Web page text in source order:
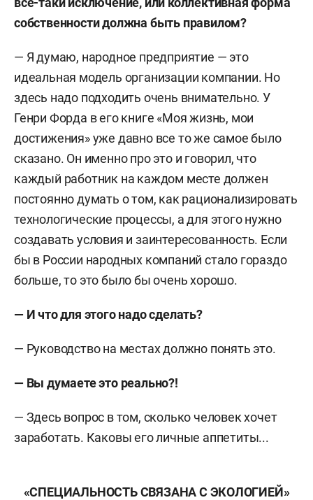
собственности должна быть правилом?
— Я думаю, народное предприятие — это
идеальная модель организации компании. Но
здесь надо подходить очень внимательно. У
Генри Форда в его книге «Моя жизнь, мои
достижения» уже давно все то же самое было
сказано. Он именно про это и говорил, что
каждый работник на каждом месте должен
постоянно думать о том, как рационализировать
технологические процессы, а для этого нужно
создавать условия и заинтересованность. Если
бы в России народных компаний стало гораздо
больше, то это было бы очень хорошо.
— И что для этого надо сделать?
— Руководство на местах должно понять это.
— Вы думаете это реально?!
— Здесь вопрос в том, сколько человек хочет
заработать. Каковы его личные аппетиты...
«СПЕЦИАЛЬНОСТЬ СВЯЗАНА С ЭКОЛОГИЕЙ»